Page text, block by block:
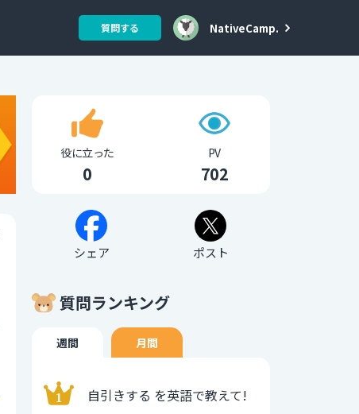
質問する NativeCamp.
役に立った
0
PV
702
シェア ポスト
質問ランキング
週間 月間
自引きする を英語で教えて!